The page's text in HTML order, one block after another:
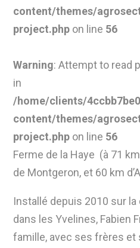
content/themes/
project.php on line 56
Warning: Attempt to read
in
/home/clients/
content/themes/
project.php on line 56
Ferme de la Haye (à 71
de Montgeron, et 60 km
Installé depuis 2010 sur
dans les Yvelines, Fabien
famille, avec ses frères et